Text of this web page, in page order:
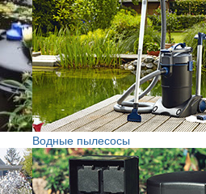
Водные пылесосы